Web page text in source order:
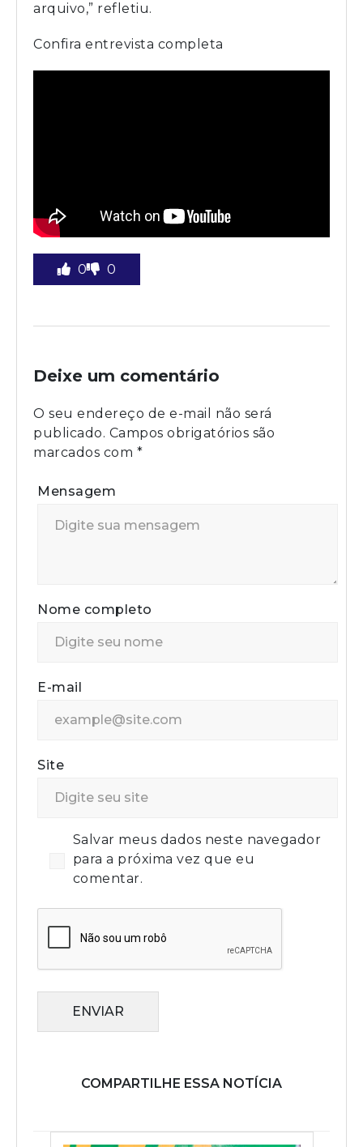
arquivo,” refletiu.
Confira entrevista completa
0 0
Deixe um comentário
O seu endereço de e-mail não será
publicado. Campos obrigatórios são
marcados com *
Mensagem
Nome completo
E-mail
Site
Salvar meus dados neste navegador
para a próxima vez que eu
comentar.
ENVIAR
COMPARTILHE ESSA NOTÍCIA